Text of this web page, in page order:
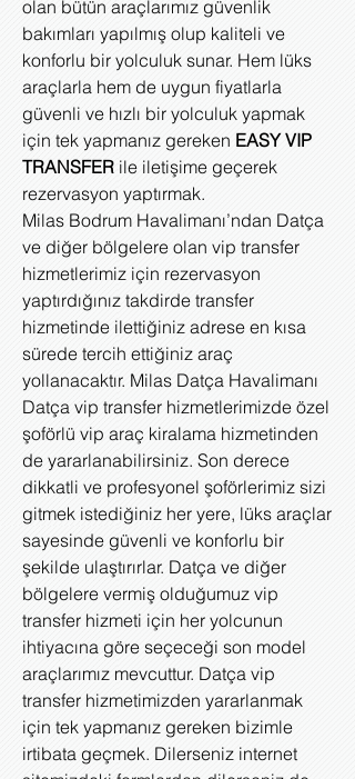
olan bütün araçlarımız güvenlik
bakımları yapılmış olup kaliteli ve
konforlu bir yolculuk sunar. Hem lüks
araçlarla hem de uygun fiyatlarla
güvenli ve hızlı bir yolculuk yapmak
için tek yapmanız gereken EASY VIP
TRANSFER ile iletişime geçerek
rezervasyon yaptırmak.
Milas Bodrum Havalimanı’ndan Datça
ve diğer bölgelere olan vip transfer
hizmetlerimiz için rezervasyon
yaptırdığınız takdirde transfer
hizmetinde ilettiğiniz adrese en kısa
sürede tercih ettiğiniz araç
yollanacaktır. Milas Datça Havalimanı
Datça vip transfer hizmetlerimizde özel
şoförlü vip araç kiralama hizmetinden
de yararlanabilirsiniz. Son derece
dikkatli ve profesyonel şoförlerimiz sizi
gitmek istediğiniz her yere, lüks araçlar
sayesinde güvenli ve konforlu bir
şekilde ulaştırırlar. Datça ve diğer
bölgelere vermiş olduğumuz vip
transfer hizmeti için her yolcunun
ihtiyacına göre seçeceği son model
araçlarımız mevcuttur. Datça vip
transfer hizmetimizden yararlanmak
için tek yapmanız gereken bizimle
irtibata geçmek. Dilerseniz internet